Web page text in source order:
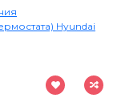
Hyundai